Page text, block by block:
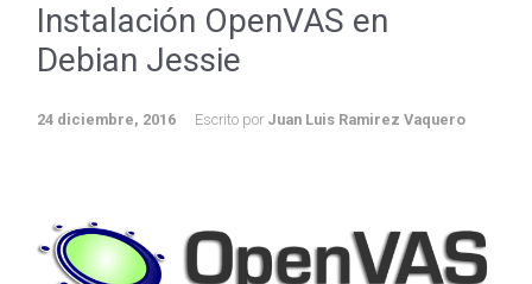
Instalación OpenVAS en
Debian Jessie
24 diciembre, 2016 Escrito por Juan Luis Ramirez Vaquero